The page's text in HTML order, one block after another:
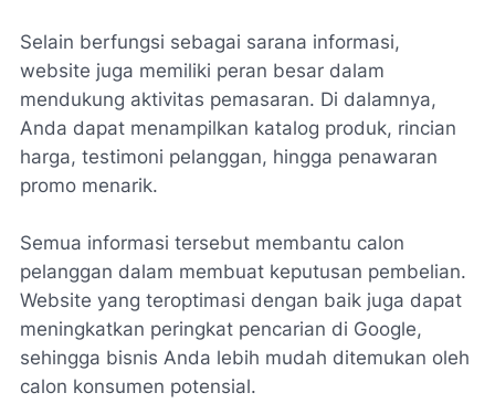
Selain berfungsi sebagai sarana informasi,
website juga memiliki peran besar dalam
mendukung aktivitas pemasaran. Di dalamnya,
Anda dapat menampilkan katalog produk, rincian
harga, testimoni pelanggan, hingga penawaran
promo menarik.
Semua informasi tersebut membantu calon
pelanggan dalam membuat keputusan pembelian.
Website yang teroptimasi dengan baik juga dapat
meningkatkan peringkat pencarian di Google,
sehingga bisnis Anda lebih mudah ditemukan oleh
calon konsumen potensial.